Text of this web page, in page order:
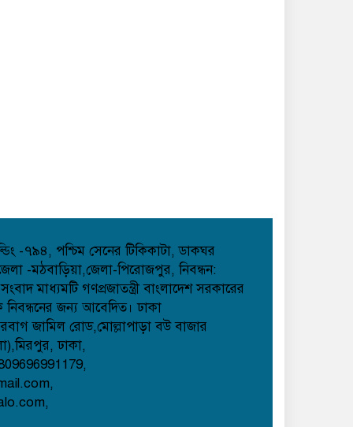
-৭৯৪, পশ্চিম সেনের টিকিকাটা, ডাকঘর
-মঠবাড়িয়া,জেলা-পিরোজপুর, নিবন্ধন:
মাধ্যমটি গণপ্রজাতন্ত্রী বাংলাদেশ সরকারের
নিবন্ধনের জন্য আবেদিত। ঢাকা
জামিল রোড,মোল্লাপাড়া বউ বাজার
ঢাকা,